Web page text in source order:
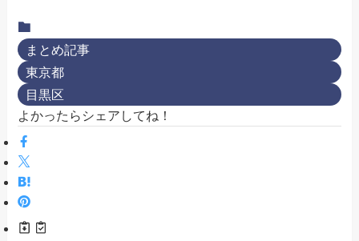
まとめ記事
東京都
目黒区
よかったらシェアしてね！